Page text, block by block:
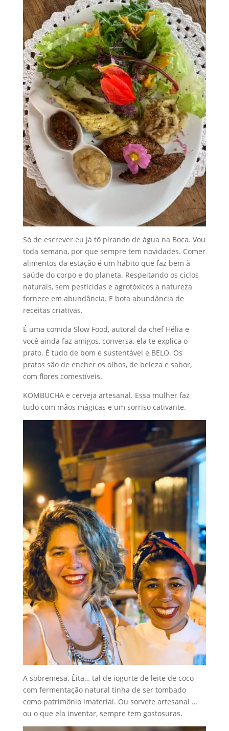
Só de escrever eu já tô pirando de água na Boca. Vou
toda semana, por que sempre tem novidades. Comer
alimentos da estação é um hábito que faz bem à
saúde do corpo e do planeta. Respeitando os ciclos
naturais, sem pesticidas e agrotóxicos a natureza
fornece em abundância. E bota abundância de
receitas criativas.
É uma comida Slow Food, autoral da chef Hélia e
você ainda faz amigos, conversa, ela te explica o
prato. É tudo de bom e sustentável e BELO. Os
pratos são de encher os olhos, de beleza e sabor,
com flores comestíveis.
KOMBUCHA e cerveja artesanal. Essa mulher faz
tudo com mãos mágicas e um sorriso cativante.
A sobremesa. Êita… tal de iogurte de leite de coco
com fermentação natural tinha de ser tombado
como patrimônio imaterial. Ou sorvete artesanal …
ou o que ela inventar, sempre tem gostosuras.